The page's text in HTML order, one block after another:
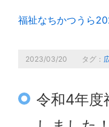
福祉なちかつうら
2023/03/20 タグ：
令和4年度